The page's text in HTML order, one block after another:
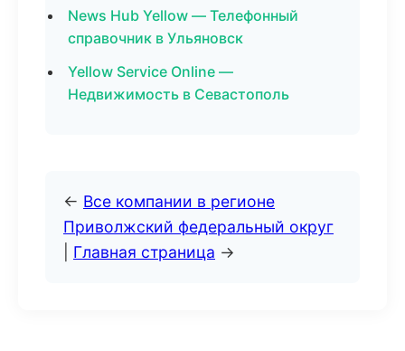
News Hub Yellow — Телефонный
справочник в Ульяновск
Yellow Service Online —
Недвижимость в Севастополь
← Все компании в регионе
Приволжский федеральный округ
Главная страница →